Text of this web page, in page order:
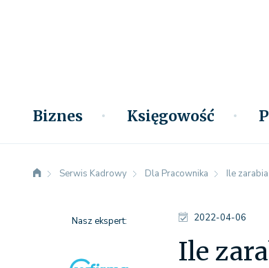
Biznes Księgowość
Serwis Kadrowy Dla Pracownika Ile
2022-04-06
Ile
Nasz ekspert: